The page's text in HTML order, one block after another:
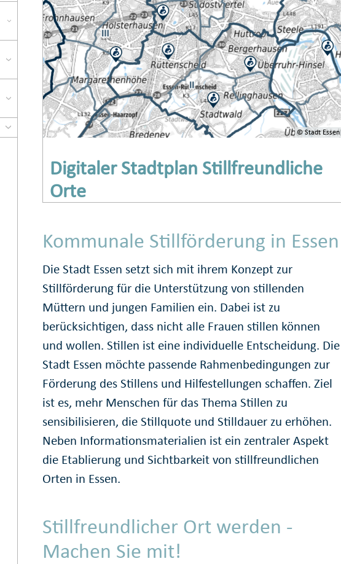
© Stadt Essen
Digitaler Stadtplan Stillfreundliche
Orte
Kommunale Stillförderung in Essen
Die Stadt Essen setzt sich mit ihrem Konzept zur
Stillförderung für die Unterstützung von stillenden
Müttern und jungen Familien ein. Dabei ist zu
berücksichtigen, dass nicht alle Frauen stillen können
und wollen. Stillen ist eine individuelle Entscheidung. Die
Stadt Essen möchte passende Rahmenbedingungen zur
Förderung des Stillens und Hilfestellungen schaffen. Ziel
ist es, mehr Menschen für das Thema Stillen zu
sensibilisieren, die Stillquote und Stilldauer zu erhöhen.
Neben Informationsmaterialien ist ein zentraler Aspekt
die Etablierung und Sichtbarkeit von stillfreundlichen
Orten in Essen.
Stillfreundlicher Ort werden -
Machen Sie mit!